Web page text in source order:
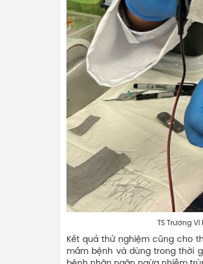
TS Trương Vĩ Khánh giới
Kết quả thử nghiệm cũng cho
mầm bệnh và dùng trong thời